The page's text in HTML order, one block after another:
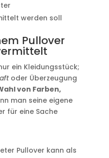
werden soll
Pullover
ein Kleidungsstück;
oder Überzeugung
von Farben,
man seine eigene
für eine Sache
Pullover kann als